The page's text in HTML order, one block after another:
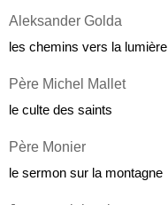
les chemins vers la lumière
Père Michel Mallet
le culte des saints
Père Monier
le sermon sur la montagne